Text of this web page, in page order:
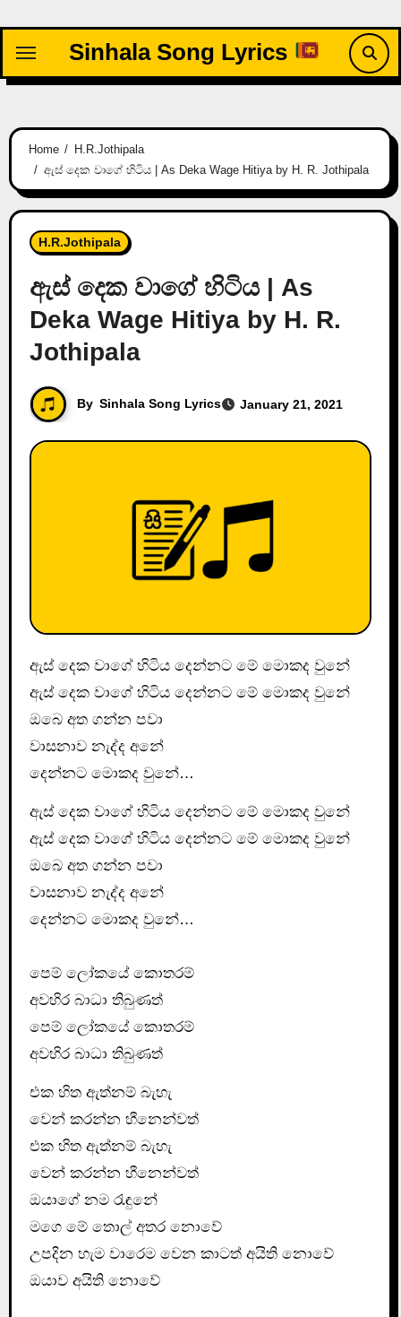
content
Sinhala Song Lyrics
Home
H.R.Jothipala
ඇස්‌ දෙක වාගේ හිටිය | As Deka Wage Hitiya by H. R. Jothipala
H.R.Jothipala
ඇස්‌ දෙක වාගේ හිටිය | As
Deka Wage Hitiya by H. R.
Jothipala
By Sinhala Song Lyrics January 21, 2021
ඇස්‌ දෙක වාගේ හිටිය දෙන්නට මේ මොකද වුනේ
ඇස්‌ දෙක වාගේ හිටිය දෙන්නට මේ මොකද වුනේ
ඔබෙ අත ගන්න පවා
වාසනාව නැද්ද අනේ
දෙන්නට මොකද වුනේ…
ඇස්‌ දෙක වාගේ හිටිය දෙන්නට මේ මොකද වුනේ
ඇස්‌ දෙක වාගේ හිටිය දෙන්නට මේ මොකද වුනේ
ඔබෙ අත ගන්න පවා
වාසනාව නැද්ද අනේ
දෙන්නට මොකද වුනේ…
පෙම් ලෝකයේ කොතරම්
අවහිර බාධා තිබුණත්
පෙම් ලෝකයේ කොතරම්
අවහිර බාධා තිබුණත්
එක හිත ඇත්නම් බැහැ
වෙන් කරන්න හීනෙන්වත්
එක හිත ඇත්නම් බැහැ
වෙන් කරන්න හීනෙන්වත්
ඔයාගේ නම රැඳුනේ
මගෙ මේ තොල් අතර නොවේ
උපදින හැම වාරෙම වෙන කාටත් අයිති නොවේ
ඔයාව අයිති නොවේ